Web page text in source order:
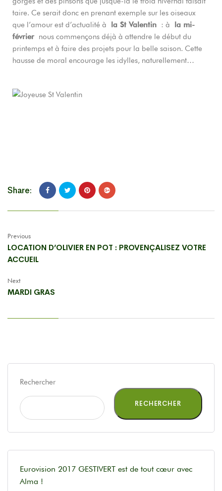
taire. Ce serait donc en prenant exemple sur les oiseaux
que l’amour est d’actualité à la St Valentin : à la mi-
févriernous commençons déjà à attendre le début du
printemps et à faire des projets pour la belle saison. Cette
hausse de moral encourage les idylles, naturellement…
Share:
Previous
LOCATION D’OLIVIER EN POT : PROVENÇALISEZ VOTRE
ACCUEIL
Next
MARDI GRAS
Rechercher
RECHERCHER
Eurovision 2017 GESTIVERT est de tout cœur avec
Alma !